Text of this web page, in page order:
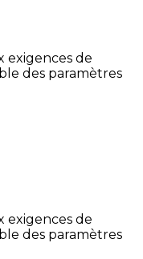
exigences de
des paramètres
exigences de
des paramètres